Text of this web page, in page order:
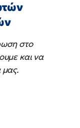
στο
και να
μας.